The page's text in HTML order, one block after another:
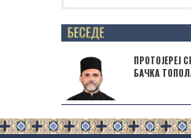
Posts not
ПРОТОЈЕРЕЈ
БАЧКА